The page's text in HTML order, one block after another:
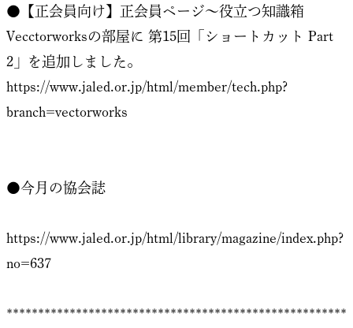
●【正会員向け】正会員ページ～役立つ知識箱
Vecctorworksの部屋に 第15回「ショートカット Part
2」を追加しました。
https://www.jaled.or.jp/html/member/tech.php?
branch=vectorworks
●今月の協会誌
https://www.jaled.or.jp/html/library/magazine/index.php?
no=637
******************************************************